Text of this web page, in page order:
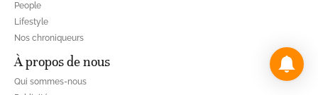
People
Lifestyle
Nos chroniqueurs
À propos de nous
Qui sommes-nous